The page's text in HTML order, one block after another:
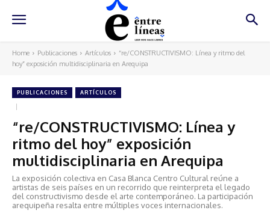
Home Publicaciones Artículos
“re/CONSTRUCTIVISMO: Línea y ritmo del
hoy” exposición multidisciplinaria en Arequipa
PUBLICACIONES ARTÍCULOS
“re/CONSTRUCTIVISMO: Línea y
ritmo del hoy” exposición
multidisciplinaria en Arequipa
La exposición colectiva en Casa Blanca Centro Cultural reúne a
artistas de seis países en un recorrido que reinterpreta el legado
del constructivismo desde el arte contemporáneo. La participación
arequipeña resalta entre múltiples voces internacionales.